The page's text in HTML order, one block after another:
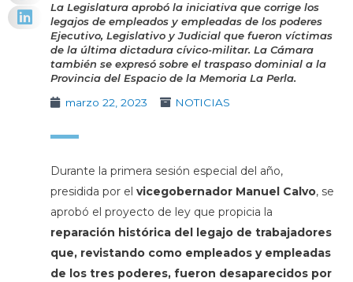
La Legislatura aprobó la iniciativa que corrige los
legajos de empleados y empleadas de los poderes
Ejecutivo, Legislativo y Judicial que fueron víctimas
de la última dictadura cívico-militar. La Cámara
también se expresó sobre el traspaso dominial a la
Provincia del Espacio de la Memoria La Perla.
marzo 22, 2023
NOTICIAS
Durante la primera sesión especial del año,
presidida por el vicegobernador Manuel Calvo, se
aprobó el proyecto de ley que propicia la
reparación histórica del legajo de trabajadores
que, revistando como empleados y empleadas
de los tres poderes, fueron desaparecidos por